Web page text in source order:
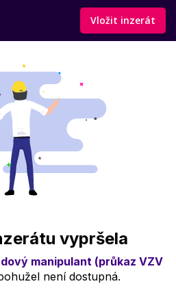
Vložit inzerát
vypršela
manipulant (průkaz VZV
není dostupná.